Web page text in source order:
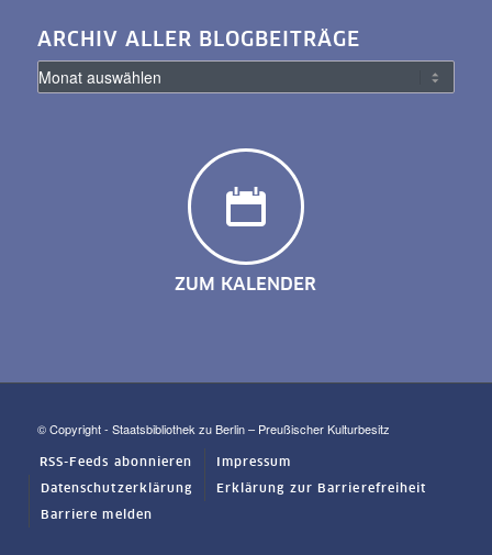
ARCHIV ALLER BLOGBEITRÄGE
ZUM KALENDER
© Copyright - Staatsbibliothek zu Berlin – Preußischer Kulturbesitz
RSS-Feeds abonnieren Impressum
Datenschutzerklärung Erklärung zur Barrierefreiheit
Barriere melden